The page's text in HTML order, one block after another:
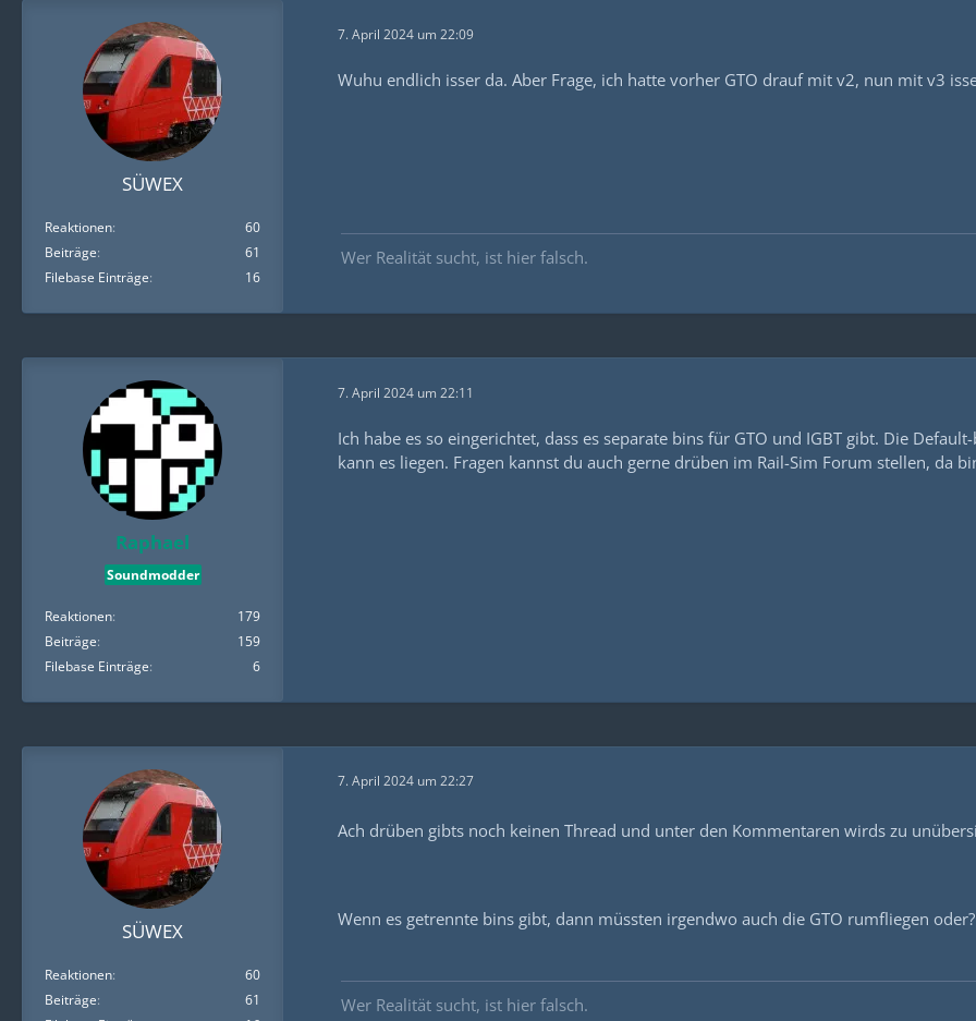
SÜWEX
Reaktionen
60
Beiträge
61
Filebase Einträge
16
7. April 2024 um 22:09
Wuhu endlich isser da. Aber Frage, ich hatte vorher GTO drauf mit v2, nun mit v3
Wer Realität sucht, ist hier falsch.
Raphael
Soundmodder
Reaktionen
179
Beiträge
159
Filebase Einträge
6
7. April 2024 um 22:11
Ich habe es so eingerichtet, dass es separate bins für GTO und IGBT gibt. Die
kann es liegen. Fragen kannst du auch gerne drüben im Rail-Sim Forum stellen, da
SÜWEX
Reaktionen
60
Beiträge
61
7. April 2024 um 22:27
Ach drüben gibts noch keinen Thread und unter den Kommentaren wirds zu
Wenn es getrennte bins gibt, dann müssten irgendwo auch die GTO rumfliegen
Wer Realität sucht, ist hier falsch.